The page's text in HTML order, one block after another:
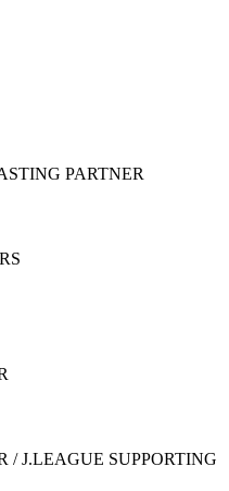
PARTNER
/ J.LEAGUE SUPPORTING